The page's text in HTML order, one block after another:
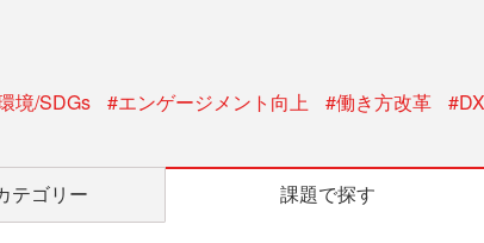
境/SDGs #エンゲージメント向上 #働き方改革
テゴリー 課題で探す